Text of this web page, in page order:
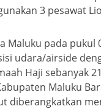
3 pesawat
Maluku pada
udara/airside
Haji sebanyak
Maluku
diberangkatkan